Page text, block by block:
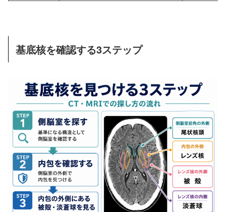
基底核を確認する3ステップ